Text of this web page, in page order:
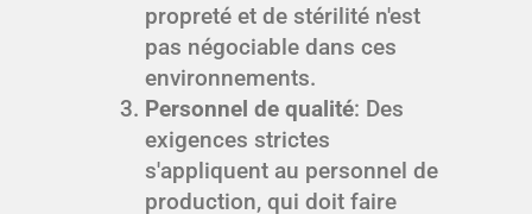
propreté et de stérilité n'est
pas négociable dans ces
environnements.
Personnel de qualité: Des
exigences strictes
s'appliquent au personnel de
production, qui doit faire